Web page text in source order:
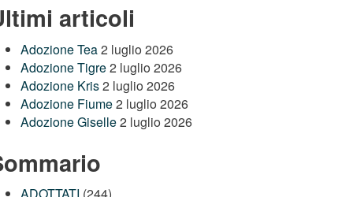
articoli
Adozione Tea2 luglio 2026
Adozione Tigre2 luglio 2026
Adozione Kris2 luglio 2026
Adozione Fiume2 luglio 2026
Adozione Giselle2 luglio 2026